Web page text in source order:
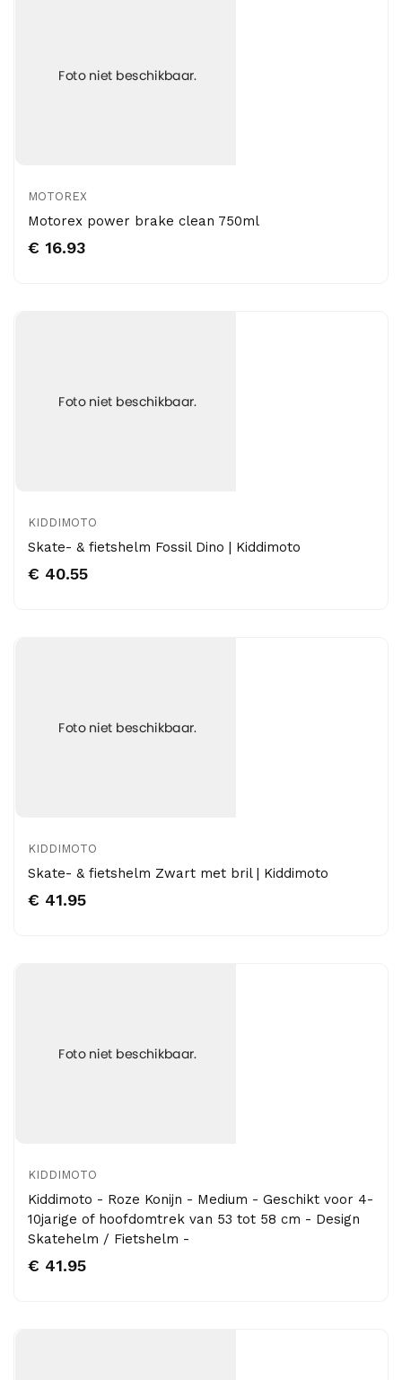
MOTOREX
Motorex power brake clean 750ml
€ 16.93
KIDDIMOTO
Skate- & fietshelm Fossil Dino | Kiddimoto
€ 40.55
KIDDIMOTO
Skate- & fietshelm Zwart met bril | Kiddimoto
€ 41.95
KIDDIMOTO
Kiddimoto - Roze Konijn - Medium - Geschikt voor 4-
10jarige of hoofdomtrek van 53 tot 58 cm - Design
Skatehelm / Fietshelm -
€ 41.95